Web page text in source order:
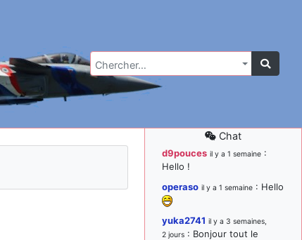
Chercher…
Chat
d9pouces il y a 1 semaine :
Hello !
operaso il y a 1 semaine : Hello
yuka2741 il y a 3 semaines,
2 jours : Bonjour tout le